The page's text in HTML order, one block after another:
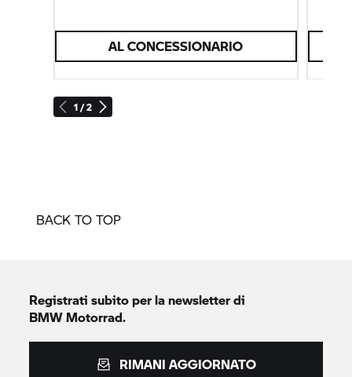
1 / 2
AL CONCESSIONARIO
BACK TO TOP
Registrati subito per la newsletter di
BMW Motorrad.
RIMANI AGGIORNATO